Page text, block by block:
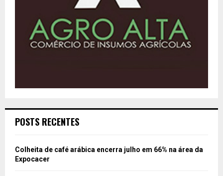
POSTS RECENTES
Colheita de café arábica encerra julho em 66% na área da
Expocacer